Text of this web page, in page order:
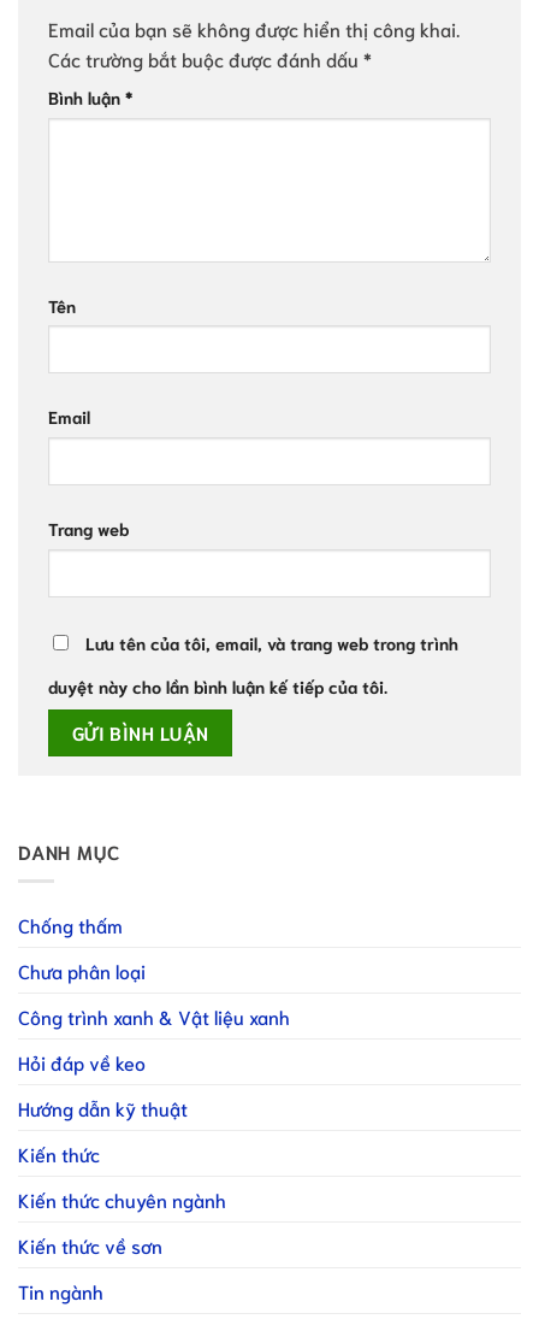
Email của bạn sẽ không được hiển thị công khai.
Các trường bắt buộc được đánh dấu *
Bình luận *
Tên
Email
Trang web
Lưu tên của tôi, email, và trang web trong trình
duyệt này cho lần bình luận kế tiếp của tôi.
DANH MỤC
Chống thấm
Chưa phân loại
Công trình xanh & Vật liệu xanh
Hỏi đáp về keo
Hướng dẫn kỹ thuật
Kiến thức
Kiến thức chuyên ngành
Kiến thức về sơn
Tin ngành